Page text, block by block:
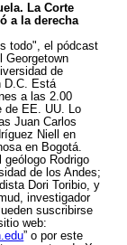
La Corte
a la derecha
todo", el pódcast
Georgetown
de
D.C. Está
a las 2.00
de EE. UU. Lo
Juan Carlos
Niell en
en Bogotá.
geólogo Rodrigo
de los Andes;
Dori Toribio, y
investigador
suscribirse
web:
” o por este